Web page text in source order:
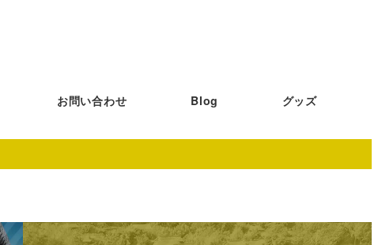
お問い合わせ Blog グッズ